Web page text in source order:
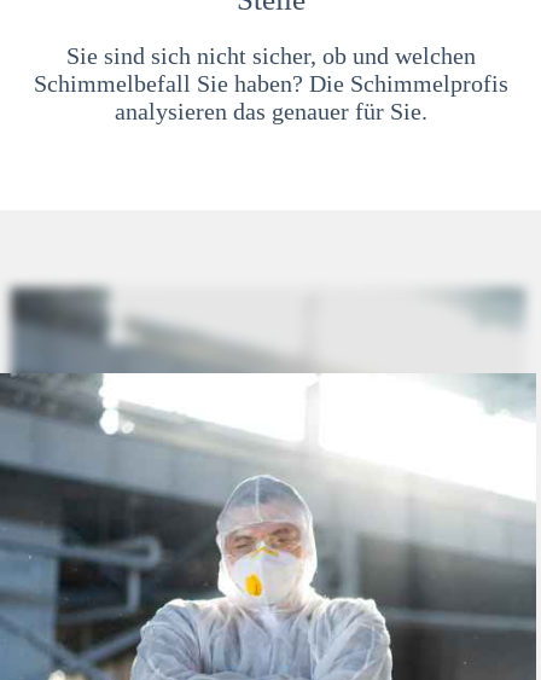
Sie sind sich nicht sicher, ob und welchen
Schimmelbefall Sie haben? Die Schimmelprofis
analysieren das genauer für Sie.